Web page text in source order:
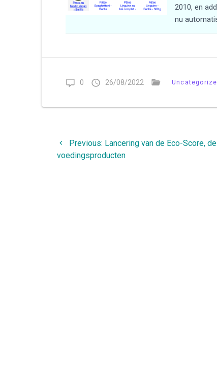
2010, en
nu
0 26/08/2022
Bericht
navigatie
Previous: Previous
post:
Lancering van de Eco-Score,
voedingsproducten